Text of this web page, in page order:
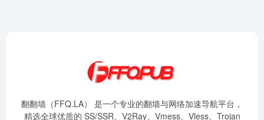
翻翻墙（FFQ.LA） 是一个专业的翻墙与网络加速导航平台，
精选全球优质的 SS/SSR、V2Ray、Vmess、Vless、Trojan